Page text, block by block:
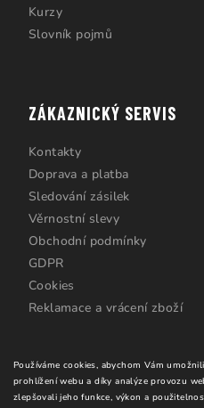
Používáme cookies, abychom Vám
prohlížení webu a díky analýze provozu
zlepšovali jeho funkce, výkon a
Kurzy
Slovník pojmů
ZÁKAZNICKÝ SERVIS
Kontakty
Doprava a platba
Sledování zásilek
Věrnostní slevy
Obchodní podmínky
GDPR
Cookies
Reklamace a vrácení zboží